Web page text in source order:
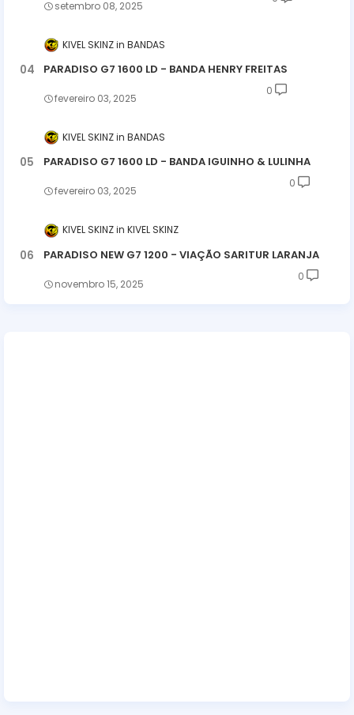
setembro 08, 2025
KIVEL SKINZ BANDAS
PARADISO G7 1600 LD - BANDA HENRY FREITAS
fevereiro 03, 2025
0
KIVEL SKINZ BANDAS
PARADISO G7 1600 LD - BANDA IGUINHO & LULINHA
fevereiro 03, 2025
0
KIVEL SKINZ KIVEL SKINZ
PARADISO NEW G7 1200 - VIAÇÃO SARITUR LARANJA
novembro 15, 2025
0